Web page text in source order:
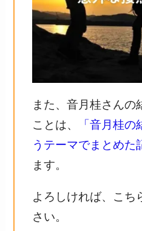
また、音月桂さんの
ことは、
「音月桂
うテーマでまとめた
ます。
よろしければ、こち
さい。